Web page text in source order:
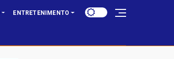
ENTRETENIMENTO